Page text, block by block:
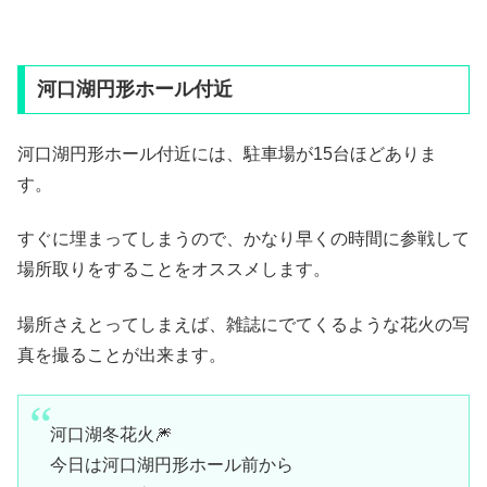
河口湖円形ホール付近
河口湖円形ホール付近には、駐車場が15台ほどありま
す。
すぐに埋まってしまうので、かなり早くの時間に参戦して
場所取りをすることをオススメします。
場所さえとってしまえば、雑誌にでてくるような花火の写
真を撮ることが出来ます。
河口湖冬花火🎆
今日は河口湖円形ホール前から